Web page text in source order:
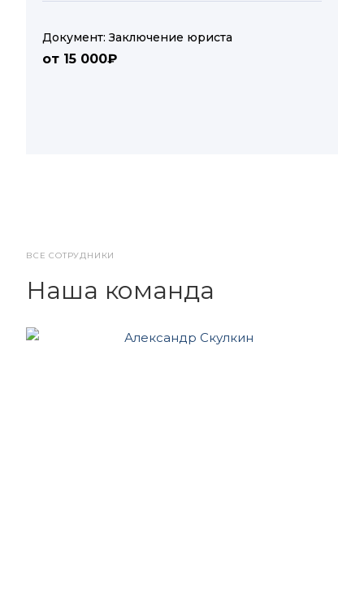
Документ: Заключение юриста
от 15 000₽
ВСЕ СОТРУДНИКИ
Наша команда